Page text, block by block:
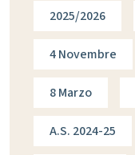
2025/2026
4 Novembre
8 Marzo
A.s. 2024-25